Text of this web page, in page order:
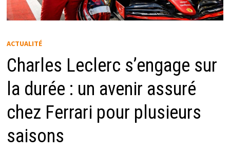
ACTUALITÉ
Charles Leclerc s’engage sur
la durée : un avenir assuré
chez Ferrari pour plusieurs
saisons